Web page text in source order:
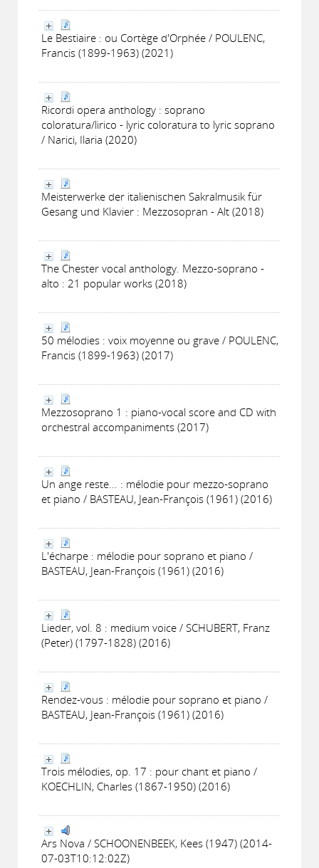
Le Bestiaire : ou Cortège d'Orphée / POULENC,
Francis (1899-1963) (2021)
Ricordi opera anthology : soprano
coloratura/lirico - lyric coloratura to lyric soprano
/ Narici, Ilaria (2020)
Meisterwerke der italienischen Sakralmusik für
Gesang und Klavier : Mezzosopran - Alt (2018)
The Chester vocal anthology. Mezzo-soprano -
alto : 21 popular works (2018)
50 mélodies : voix moyenne ou grave / POULENC,
Francis (1899-1963) (2017)
Mezzosoprano 1 : piano-vocal score and CD with
orchestral accompaniments (2017)
Un ange reste... : mélodie pour mezzo-soprano
et piano / BASTEAU, Jean-François (1961) (2016)
L'écharpe : mélodie pour soprano et piano /
BASTEAU, Jean-François (1961) (2016)
Lieder, vol. 8 : medium voice / SCHUBERT, Franz
(Peter) (1797-1828) (2016)
Rendez-vous : mélodie pour soprano et piano /
BASTEAU, Jean-François (1961) (2016)
Trois mélodies, op. 17 : pour chant et piano /
KOECHLIN, Charles (1867-1950) (2016)
Ars Nova / SCHOONENBEEK, Kees (1947) (2014-
07-03T10:12:02Z)